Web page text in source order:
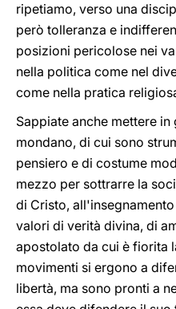
ripetiamo, verso una
però tolleranza e
posizioni pericolose nei
nella politica come nel
come nella pratica
Sappiate anche mettere
mondano, di cui sono
pensiero e di costume
mezzo per sottrarre la
di Cristo,
valori di verità divina, di
apostolato da cui è fiorita
movimenti si ergono a
libertà, ma sono pronti a